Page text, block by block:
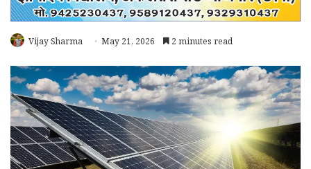
Vijay Sharma May 21, 2026 2 minutes read